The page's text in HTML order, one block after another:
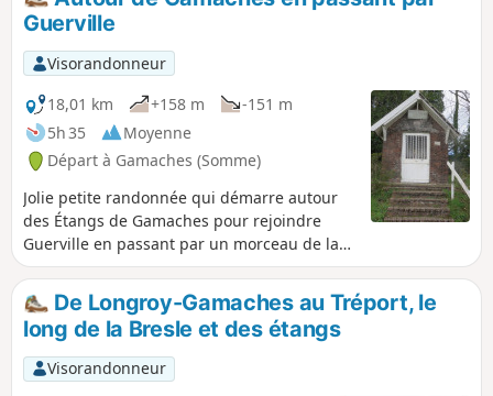
Guerville
Visorandonneur
18,01 km
+158 m
-151 m
5h 35
Moyenne
Départ à Gamaches (Somme)
Jolie petite randonnée qui démarre autour
des Étangs de Gamaches pour rejoindre
Guerville en passant par un morceau de la
Forêt d'Eu. Petit détour pour voir la stèle
Adélaïde avant de passer à Guerville, village
de la Glass vallée. Puis retour vers
Gamaches en passant devant la Chapelle
Dubos, un petit tour dans les étangs et par
les vestiges du château.
De Longroy-Gamaches au Tréport, le
long de la Bresle et des étangs
Visorandonneur